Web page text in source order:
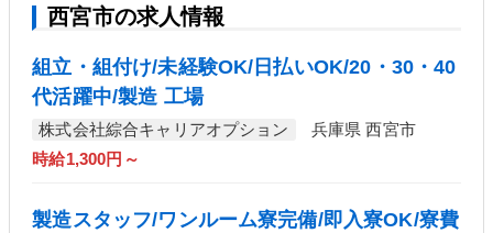
西宮市の求人情報
組立・組付け/未経験OK/日払いOK/20・30・40
代活躍中/製造 工場
株式会社綜合キャリアオプション
兵庫県 西宮市
時給1,300円～
製造スタッフ/ワンルーム寮完備/即入寮OK/寮費